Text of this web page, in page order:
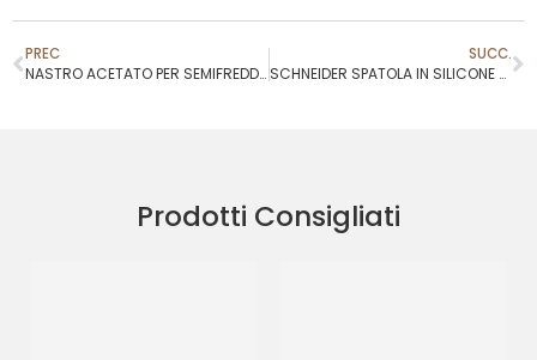
PREC
NASTRO ACETATO PER SEMIFREDDI 200 MT H 55 MM
SUCC.
SCHNEIDER SPATOLA IN SILICONE BIANCO 250MM
Prodotti Consigliati